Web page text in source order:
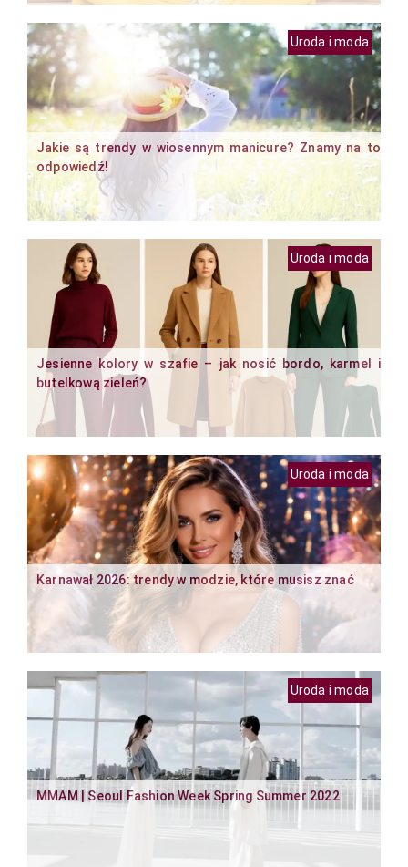
Jakie są trendy w wiosennym manicure? Znamy na to
odpowiedź!
Uroda i moda
Jesienne kolory w szafie – jak nosić bordo, karmel i
butelkową zieleń?
Uroda i moda
Karnawał 2026: trendy w modzie, które musisz znać
Uroda i moda
MMAM | Seoul Fashion Week Spring Summer 2022
Uroda i moda